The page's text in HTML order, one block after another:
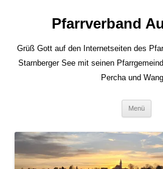
Pfarrverband
Grüß Gott auf den Internetseiten des
Starnberger See mit seinen
Percha und
Menü